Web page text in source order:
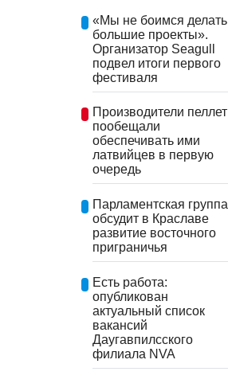
«Мы не боимся делать
большие проекты».
Организатор Seagull
подвел итоги первого
фестиваля
Производители пеллет
пообещали
обеспечивать ими
латвийцев в первую
очередь
Парламентская группа
обсудит в Краславе
развитие восточного
приграничья
Есть работа:
опубликован
актуальный список
вакансий
Даугавпилсского
филиала NVA